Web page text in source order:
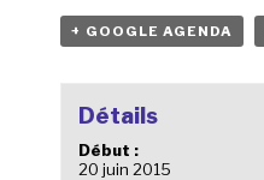
+ GOOGLE AGENDA
Détails
Début :
20 juin 2015